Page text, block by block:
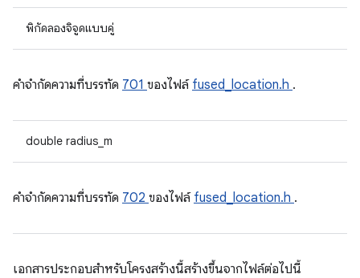
พิกัดลองจิจูดแบบคู่
คําจํากัดความที่บรรทัด 701 ของไฟล์ fused_location.h .
double radius_m
คําจํากัดความที่บรรทัด 702 ของไฟล์ fused_location.h .
เอกสารประกอบสำหรับโครงสร้างนี้สร้างขึ้นจากไฟล์ต่อไปนี้